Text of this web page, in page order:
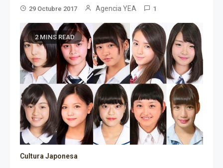
29 Octubre 2017 Agencia YEA 1
2 MINS READ
Cultura Japonesa